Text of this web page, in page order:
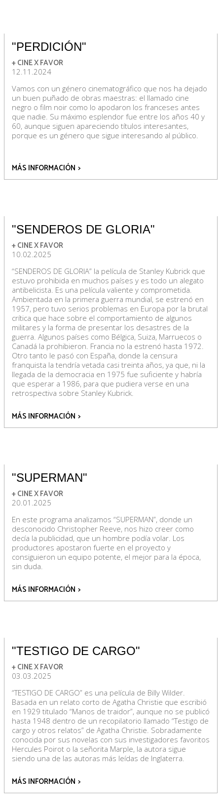
"PERDICIÓN"
+ CINE X FAVOR
12.11.2024
Vamos con un género cinematográfico que nos ha dejado
un buen puñado de obras maestras: el llamado cine
negro o film noir como lo apodaron los franceses antes
que nadie. Su máximo esplendor fue entre los años 40 y
60, aunque siguen apareciendo títulos interesantes,
porque es un género que sigue interesando al público.
MÁS INFORMACIÓN >
"SENDEROS DE GLORIA"
+ CINE X FAVOR
10.02.2025
“SENDEROS DE GLORIA” la película de Stanley Kubrick que
estuvo prohibida en muchos países y es todo un alegato
antibelicista. Es una película valiente y comprometida.
Ambientada en la primera guerra mundial, se estrenó en
1957, pero tuvo serios problemas en Europa por la brutal
crítica que hace sobre el comportamiento de algunos
militares y la forma de presentar los desastres de la
guerra. Algunos países como Bélgica, Suiza, Marruecos o
Canadá la prohibieron. Francia no la estrenó hasta 1972.
Otro tanto le pasó con España, donde la censura
franquista la tendría vetada casi treinta años, ya que, ni la
llegada de la democracia en 1975 fue suficiente y habría
que esperar a 1986, para que pudiera verse en una
retrospectiva sobre Stanley Kubrick.
MÁS INFORMACIÓN >
"SUPERMAN"
+ CINE X FAVOR
20.01.2025
En este programa analizamos “SUPERMAN”, donde un
desconocido Christopher Reeve, nos hizo creer como
decía la publicidad, que un hombre podía volar. Los
productores apostaron fuerte en el proyecto y
consiguieron un equipo potente, el mejor para la época,
sin duda.
MÁS INFORMACIÓN >
"TESTIGO DE CARGO"
+ CINE X FAVOR
03.03.2025
“TESTIGO DE CARGO” es una película de Billy Wilder.
Basada en un relato corto de Agatha Christie que escribió
en 1929 titulado “Manos de traidor”, aunque no se publicó
hasta 1948 dentro de un recopilatorio llamado “Testigo de
cargo y otros relatos” de Agatha Christie. Sobradamente
conocida por sus novelas con sus investigadores favoritos
Hercules Poirot o la señorita Marple, la autora sigue
siendo una de las autoras más leídas de Inglaterra.
MÁS INFORMACIÓN >